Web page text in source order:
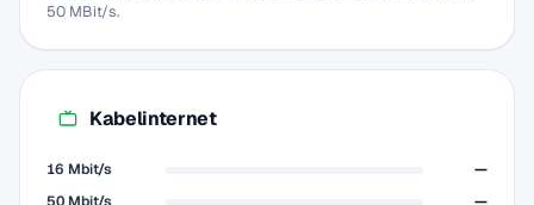
50 MBit/s.
Kabelinternet
16 Mbit/s
—